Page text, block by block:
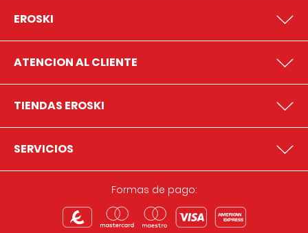
EROSKI
ATENCION AL CLIENTE
TIENDAS EROSKI
SERVICIOS
Formas de pago: